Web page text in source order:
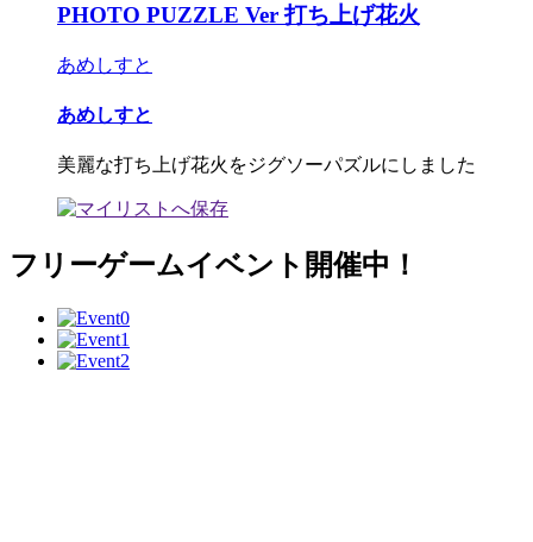
PHOTO PUZZLE Ver 打ち上げ花火
あめしすと
あめしすと
美麗な打ち上げ花火をジグソーパズルにしました
フリーゲームイベント開催中！